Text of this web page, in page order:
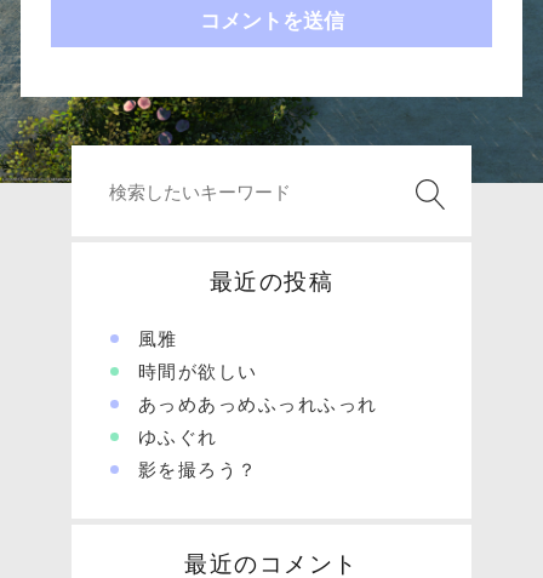
最近の投稿
風雅
時間が欲しい
あっめあっめふっれふっれ
ゆふぐれ
影を撮ろう？
最近のコメント